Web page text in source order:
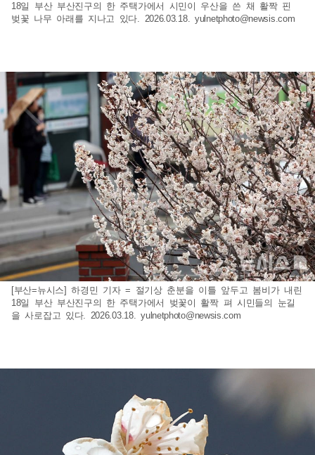
18일 부산 부산진구의 한 주택가에서 시민이 우산을 쓴 채 활짝 핀
벚꽃 나무 아래를 지나고 있다. 2026.03.18. yulnetphoto@newsis.com
[부산=뉴시스] 하경민 기자 = 절기상 춘분을 이틀 앞두고 봄비가 내린
18일 부산 부산진구의 한 주택가에서 벚꽃이 활짝 펴 시민들의 눈길
을 사로잡고 있다. 2026.03.18.yulnetphoto@newsis.com